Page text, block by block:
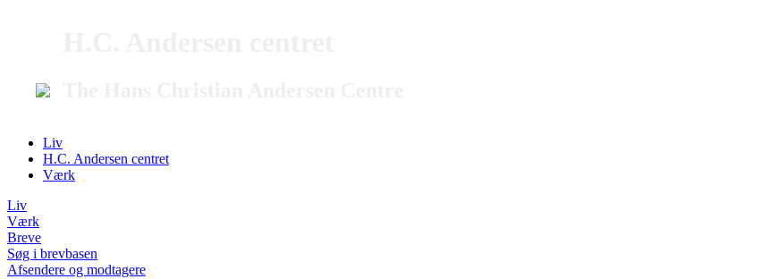
Liv
H.C. Andersen centret
Værk
Liv
Værk
Breve
Søg i brevbasen
Afsendere og modtagere